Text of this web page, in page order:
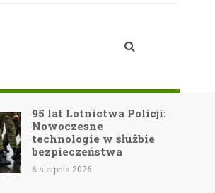
95 lat Lotnictwa Policji:
Nowoczesne
technologie w służbie
bezpieczeństwa
6 sierpnia 2026